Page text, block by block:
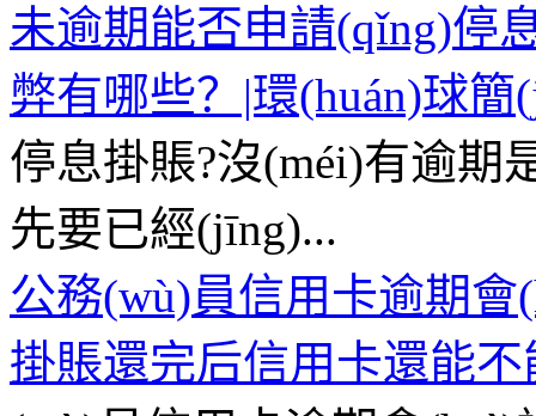
未逾期能否申請(qǐng)
弊有哪些？|環(huán)球簡
停息掛賬?沒(méi)有逾期
先要已經(jīng)...
公務(wù)員信用卡逾期
掛賬還完后信用卡還能